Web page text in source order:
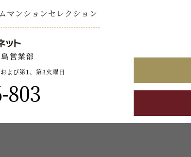
マンションセレクション
営業部
よび第1、第3火曜日
803